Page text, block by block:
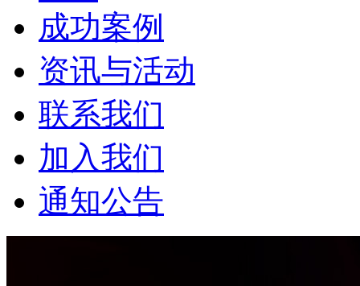
成功案例
资讯与活动
联系我们
加入我们
通知公告